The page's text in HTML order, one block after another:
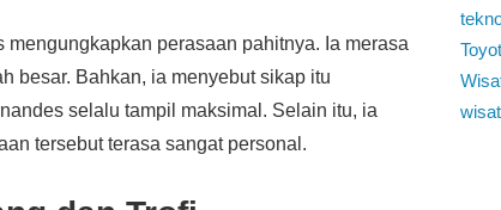
mengungkapkan perasaan pahitnya. Ia merasa
besar. Bahkan, ia menyebut sikap itu
selalu tampil maksimal. Selain itu, ia
tersebut terasa sangat personal.